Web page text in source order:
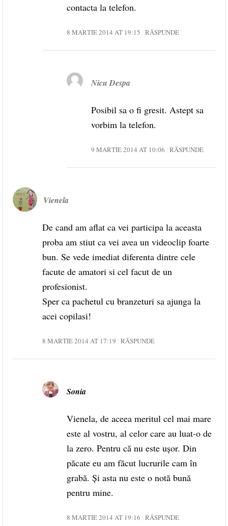
contacta la telefon.
8 MARTIE 2014 AT 19:15 RĂSPUNDE
Nicu Despa
Posibil sa o fi gresit. Astept sa
vorbim la telefon.
9 MARTIE 2014 AT 10:06 RĂSPUNDE
Vienela
De cand am aflat ca vei participa la aceasta
proba am stiut ca vei avea un videoclip foarte
bun. Se vede imediat diferenta dintre cele
facute de amatori si cel facut de un
profesionist.
Sper ca pachetul cu branzeturi sa ajunga la
acei copilasi!
8 MARTIE 2014 AT 17:19 RĂSPUNDE
Sonia
Vienela, de aceea meritul cel mai mare
este al vostru, al celor care au luat-o de
la zero. Pentru că nu este ușor. Din
păcate eu am făcut lucrurile cam în
grabă. Și asta nu este o notă bună
pentru mine.
8 MARTIE 2014 AT 19:16 RĂSPUNDE